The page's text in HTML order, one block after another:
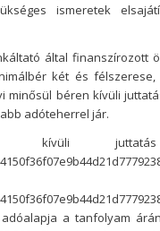
ismeretek
által finanszírozott
két és félszerese,
minősül béren kívüli
adóteherrel jár.
kívüli juttatás
adóalapja a tanfolyam